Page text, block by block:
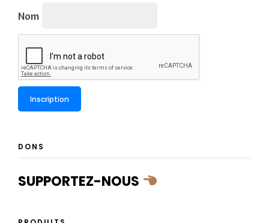
Nom
DONS
SUPPORTEZ-NOUS